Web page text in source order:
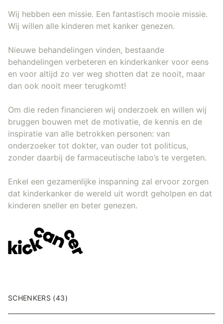
Wij hebben een missie. Een fantastisch mooie missie.
Wij willen alle kinderen met kanker genezen.
Nieuwe behandelingen vinden, bestaande
behandelingen verbeteren en kinderkanker voor eens
en voor altijd zo ver weg shotten dat ze nooit, maar
dan ook nooit meer terugkomt!
Om die reden financieren wij onderzoek en willen wij
bruggen bouwen met de motivatie, de kennis en de
inspiratie van alle betrokken personen: van
onderzoeker tot dokter, van ouder tot politicus,
zonder daarbij de farmaceutische labo’s te vergeten.
Enkel een gezamenlijke inspanning zal ervoor zorgen
dat kinderkanker de wereld uit wordt geholpen en dat
kinderen sneller en beter genezen.
SCHENKERS (43)